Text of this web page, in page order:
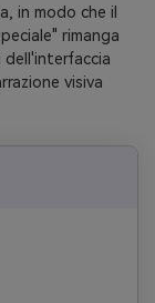
in modo che il
rimanga
visiva